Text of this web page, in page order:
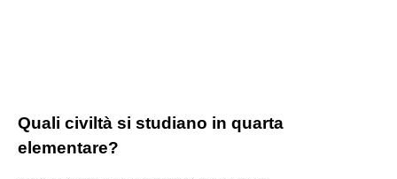
Quali civiltà si studiano in quarta
elementare?